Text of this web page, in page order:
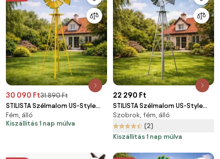
30 090 Ft31 890 Ft
STILISTA Szélmalom US-Style
245 cm sárga
Fém, álló
Kiszállítás 1 nap múlva
22 290 Ft
STILISTA Szélmalom US-Style
245 cm szürke
Szobrok, fém, álló
(2)
Kiszállítás 1 nap múlva